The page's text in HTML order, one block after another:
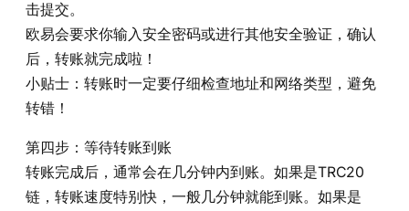
击提交。
欧易会要求你输入安全密码或进行其他安全验证，确认
后，转账就完成啦！
小贴士：转账时一定要仔细检查地址和网络类型，避免
转错！
第四步：等待转账到账
转账完成后，通常会在几分钟内到账。如果是TRC20
链，转账速度特别快，一般几分钟就能到账。如果是